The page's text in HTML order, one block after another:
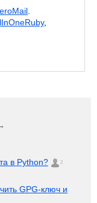
,
в Python? 2
GPG-ключ и